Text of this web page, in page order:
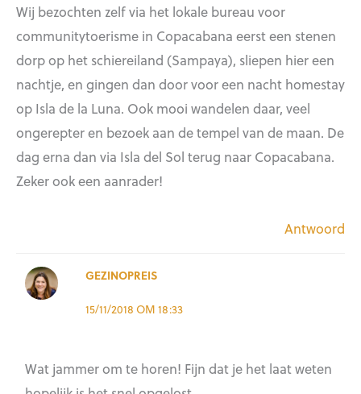
Wij bezochten zelf via het lokale bureau voor
communitytoerisme in Copacabana eerst een stenen
dorp op het schiereiland (Sampaya), sliepen hier een
nachtje, en gingen dan door voor een nacht homestay
op Isla de la Luna. Ook mooi wandelen daar, veel
ongerepter en bezoek aan de tempel van de maan. De
dag erna dan via Isla del Sol terug naar Copacabana.
Zeker ook een aanrader!
Antwoord
GEZINOPREIS
15/11/2018 OM 18:33
Wat jammer om te horen! Fijn dat je het laat weten